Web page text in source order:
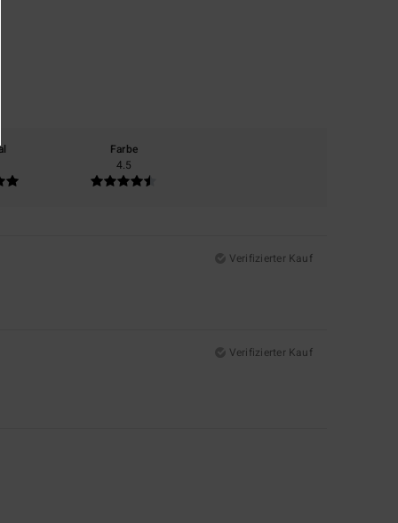
Farbe
4.5
Verifizierter Kauf
Verifizierter Kauf